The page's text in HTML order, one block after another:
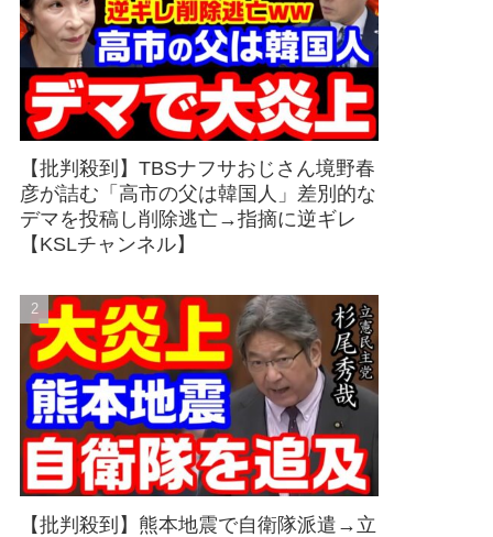
【批判殺到】TBSナフサおじさん境野春
彦が詰む「高市の父は韓国人」差別的な
デマを投稿し削除逃亡→指摘に逆ギレ
【KSLチャンネル】
【批判殺到】熊本地震で自衛隊派遣→立